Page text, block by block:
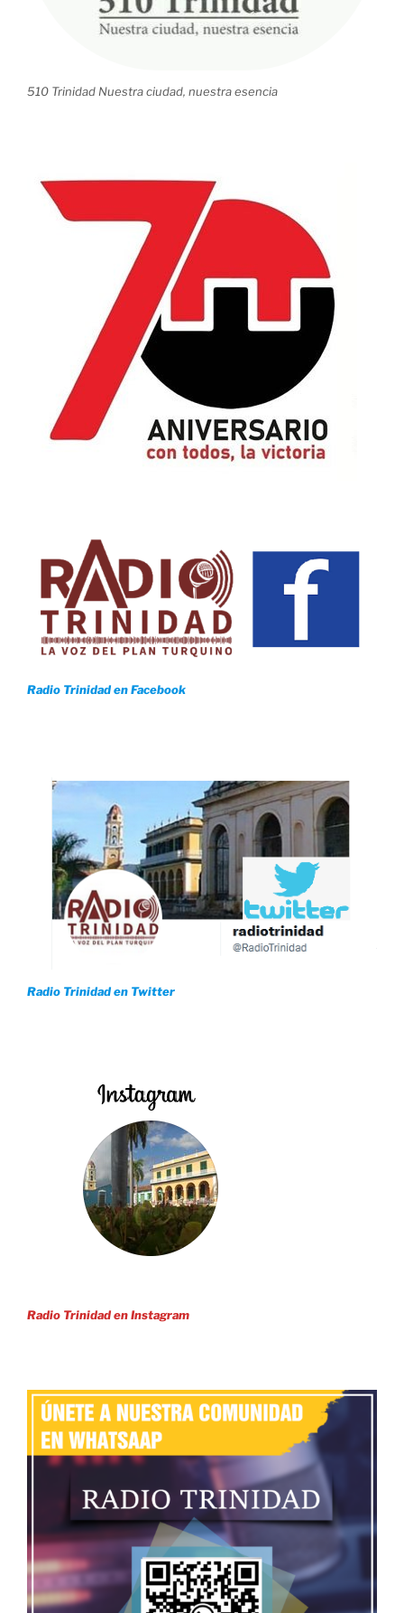
510 Trinidad Nuestra ciudad, nuestra esencia
Radio Trinidad en Facebook
Radio Trinidad en Twitter
Radio Trinidad en Instagram